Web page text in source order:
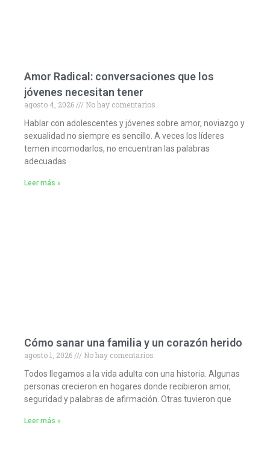
Amor Radical: conversaciones que los
jóvenes necesitan tener
agosto 4, 2026
No hay comentarios
Hablar con adolescentes y jóvenes sobre amor, noviazgo y
sexualidad no siempre es sencillo. A veces los líderes
temen incomodarlos, no encuentran las palabras
adecuadas
Leer más »
Cómo sanar una familia y un corazón herido
agosto 1, 2026
No hay comentarios
Todos llegamos a la vida adulta con una historia. Algunas
personas crecieron en hogares donde recibieron amor,
seguridad y palabras de afirmación. Otras tuvieron que
Leer más »